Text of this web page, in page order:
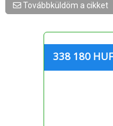
Továbbküldöm a cikket
338 180 HUF